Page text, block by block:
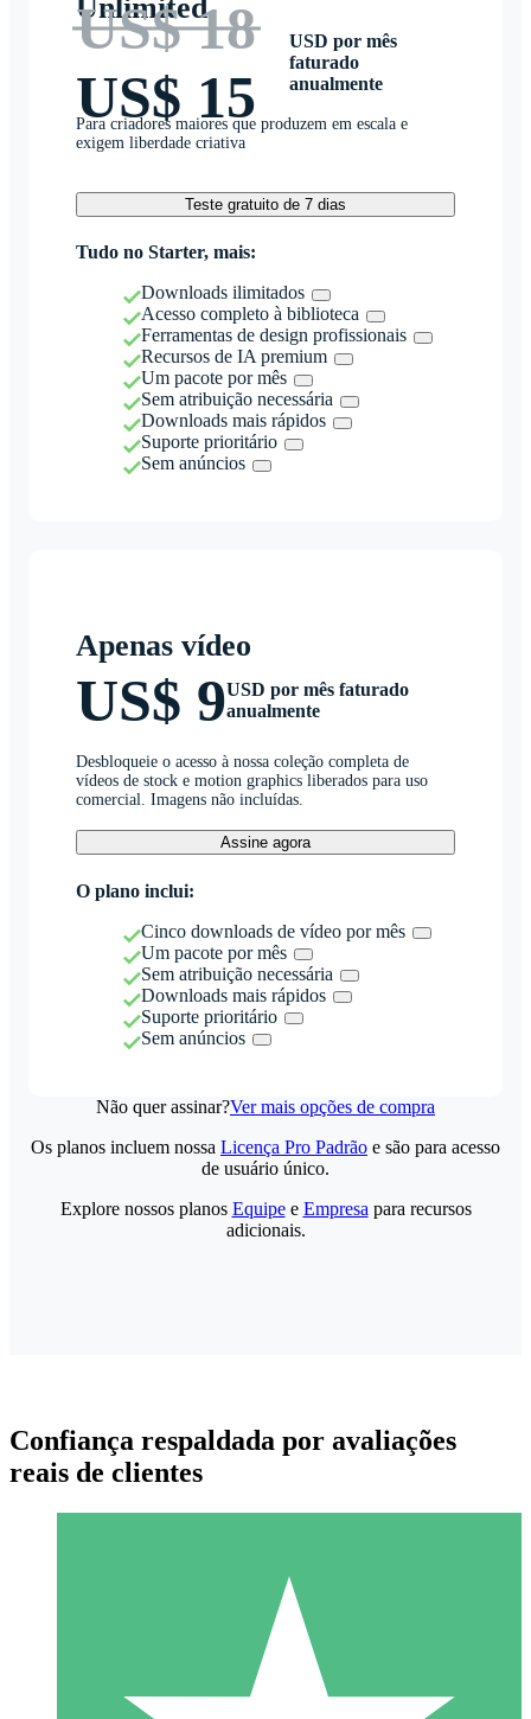
Unlimited
US$ 18
US$ 15
USD por mês
faturado
anualmente
Para criadores maiores que produzem em escala e
exigem liberdade criativa
Teste gratuito de 7 dias
Tudo no Starter, mais:
Downloads ilimitados
Acesso completo à biblioteca
Ferramentas de design profissionais
Recursos de IA premium
Um pacote por mês
Sem atribuição necessária
Downloads mais rápidos
Suporte prioritário
Sem anúncios
Apenas vídeo
US$ 9USD por mês faturado
anualmente
Desbloqueie o acesso à nossa coleção completa de
vídeos de stock e motion graphics liberados para uso
comercial. Imagens não incluídas.
Assine agora
O plano inclui:
Cinco downloads de vídeo por mês
Um pacote por mês
Sem atribuição necessária
Downloads mais rápidos
Suporte prioritário
Sem anúncios
Não quer assinar?Ver mais opções de compra
Pacotes de Créditos Individuais
Pague conforme o uso com créditos de download. Sem
Os planos incluem nossa Licença Pro Padrão e são para acesso
de usuário único.
Explore nossos planos Equipee Empresa para recursos
adicionais.
Confiança respaldada por avaliações
reais de clientes